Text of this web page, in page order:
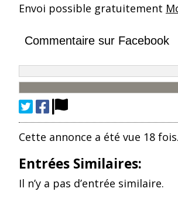
Envoi possible gratuitement
Commentaire sur Facebook
Cette annonce a été vue 18 fois.
Entrées Similaires:
Il n’y a pas d’entrée similaire.